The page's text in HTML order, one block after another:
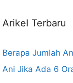
Arikel Terbaru
Berapa Jumlah
Ani Jika Ada 6